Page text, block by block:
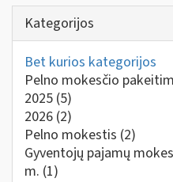
Kategorijos
Bet kurios kategorijos
Pelno mokesčio
2025 (5)
2026 (2)
Pelno mokestis (2)
Gyventojų pajamų
m. (1)